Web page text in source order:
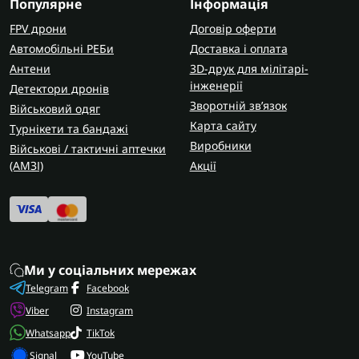
Популярне
FPV дрони
Автомобільні РЕБи
Антени
Детектори дронів
Військовий одяг
Турнікети та бандажі
Військові / тактичні аптечки
(AMЗІ)
Інформація
Договір оферти
Доставка і оплата
3D-друк для мілітарі-
інженерії
Зворотній зв’язок
Карта сайту
Виробники
Акції
Ми у соціальних мережах
Telegram
Viber
Whatsapp
Signal
Facebook
Instagram
TikTok
YouTube